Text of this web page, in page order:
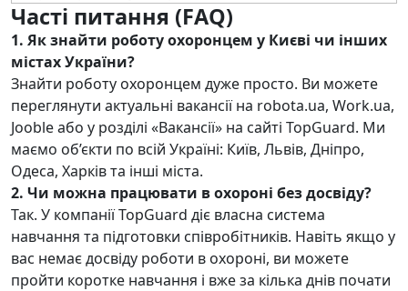
Часті питання (FAQ)
1. Як знайти роботу охоронцем у Києві чи інших
містах України?
Знайти роботу охоронцем дуже просто. Ви можете
переглянути актуальні вакансії на robota.ua, Work.ua,
Jooble або у розділі «Вакансії» на сайті TopGuard. Ми
маємо об’єкти по всій Україні: Київ, Львів, Дніпро,
Одеса, Харків та інші міста.
2. Чи можна працювати в охороні без досвіду?
Так. У компанії TopGuard діє власна система
навчання та підготовки співробітників. Навіть якщо у
вас немає досвіду роботи в охороні, ви можете
пройти коротке навчання і вже за кілька днів почати